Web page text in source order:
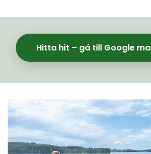
Hitta hit – gå till Google